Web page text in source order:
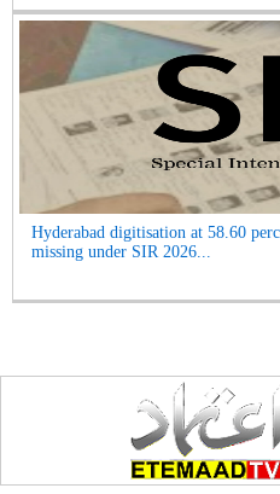
Hyderabad digitisation at 58.60
missing under SIR 2026...